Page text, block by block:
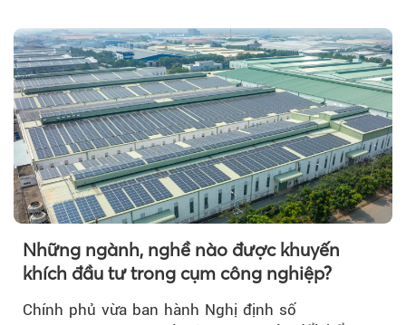
Những ngành, nghề nào được khuyến
khích đầu tư trong cụm công nghiệp?
Chính phủ vừa ban hành Nghị định số